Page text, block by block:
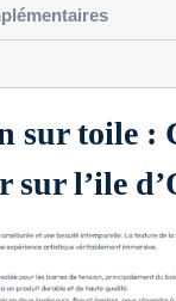
sur toile :
sur l’ile